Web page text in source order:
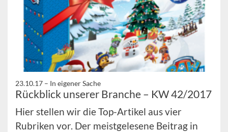
23.10.17 – In eigener Sache
Rückblick unserer Branche – KW 42/2017
Hier stellen wir die Top-Artikel aus vier
Rubriken vor. Der meistgelesene Beitrag in